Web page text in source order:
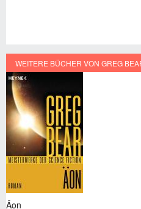
WEITERE BÜCHER VON GREG